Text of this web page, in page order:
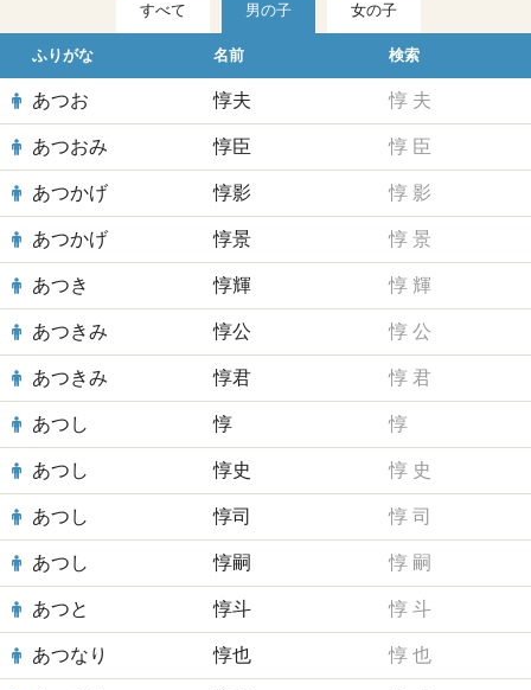
すべて 男の子 女の子
ふりがな 名前 検索
あつお 惇夫 惇 夫
あつおみ 惇臣 惇 臣
あつかげ 惇影 惇 影
あつかげ 惇景 惇 景
あつき 惇輝 惇 輝
あつきみ 惇公 惇 公
あつきみ 惇君 惇 君
あつし 惇 惇
あつし 惇史 惇 史
あつし 惇司 惇 司
あつし 惇嗣 惇 嗣
あつと 惇斗 惇 斗
あつなり 惇也 惇 也